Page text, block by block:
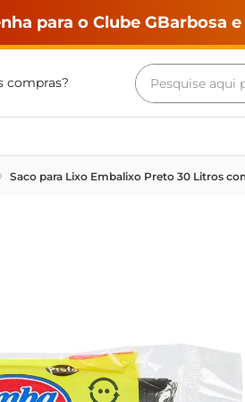
para o Clube GBarbosa
compras?
Pesquise aqui
Saco para Lixo Embalixo Preto 30 Litros
Termos mais
maquina
vinho